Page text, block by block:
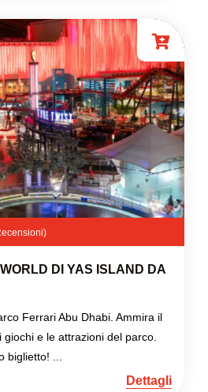
DI YAS ISLAND DA
Ferrari Abu Dhabi. Ammira il
e le attrazioni del parco.
biglietto! ...
Dettagli